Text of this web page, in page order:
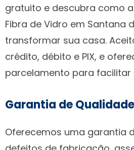
gratuito e descubra como
Fibra de Vidro em Santana
transformar sua casa.
crédito, débito e PIX, e
parcelamento para facilitar
Garantia de Qualidade
Oferecemos uma garantia